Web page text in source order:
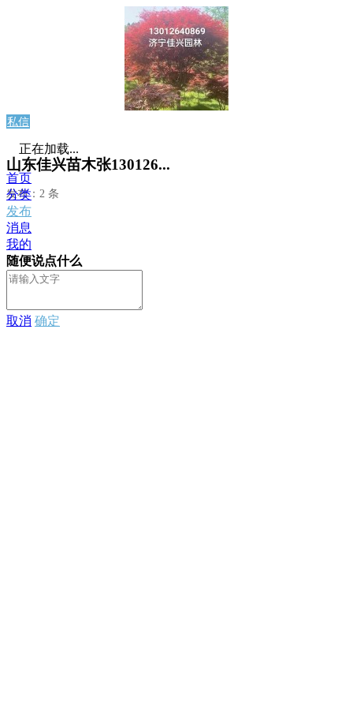
私信
山东佳兴苗木张130126...
发布：2 条
正在加载...
首页
分类
发布
消息
我的
随便说点什么
取消 确定